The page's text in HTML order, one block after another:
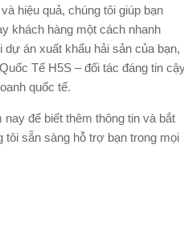
hiệu quả, chúng tôi giúp bạn
khách hàng một cách nhanh
án xuất khẩu hải sản của bạn,
Tế H5S – đối tác đáng tin
quốc tế.
để biết thêm thông tin và bắt
tôi sẵn sàng hỗ trợ bạn trong mọi